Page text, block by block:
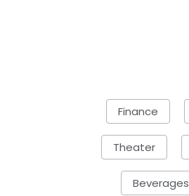
Finance
Theater
Beverages